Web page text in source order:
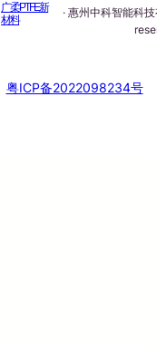
广柔PTFE新
材料
· 惠州中科智能科
粤ICP备2022098234号